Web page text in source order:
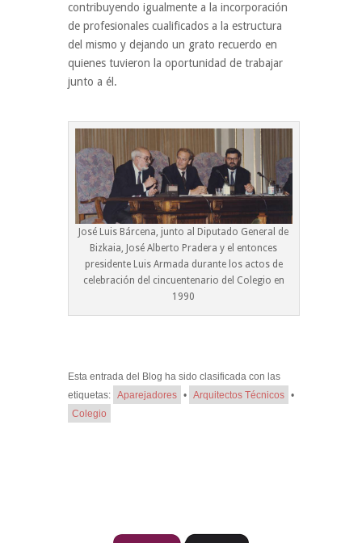
contribuyendo igualmente a la incorporación
de profesionales cualificados a la estructura
del mismo y dejando un grato recuerdo en
quienes tuvieron la oportunidad de trabajar
junto a él.
José Luis Bárcena, junto al Diputado General de
Bizkaia, José Alberto Pradera y el entonces
presidente Luis Armada durante los actos de
celebración del cincuentenario del Colegio en
1990
Esta entrada del Blog ha sido clasificada con las
etiquetas:
Aparejadores • Arquitectos Técnicos
•
Colegio